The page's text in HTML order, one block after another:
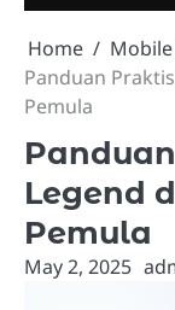
Home
Panduan
Pemula
Legend
Pemula
May 2, 2025